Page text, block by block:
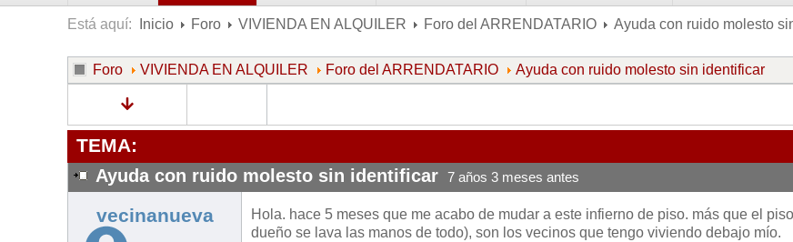
Está aquí: Inicio Foro VIVIENDA EN ALQUILER Foro del ARRENDATARIO Ayuda con ruido molesto
Foro VIVIENDA EN ALQUILER Foro del ARRENDATARIO Ayuda con ruido molesto sin identificar
TEMA:
Ayuda con ruido molesto sin identificar 7 años 3 meses antes
vecinanueva
Hola. hace 5 meses que me acabo de mudar a este infierno de piso. más que el
dueño se lava las manos de todo), son los vecinos que tengo viviendo debajo mío.